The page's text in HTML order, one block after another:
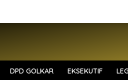
DPD GOLKAR EKSEKUTIF